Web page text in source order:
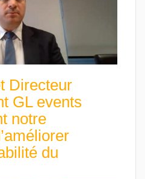
Directeur
GL events
notre
du